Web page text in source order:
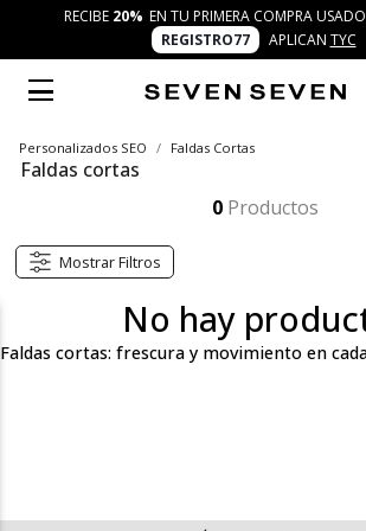
RECIBE 20% EN TU PRIMERA COMPRA
REGISTRO77
APLICAN TYC
Personalizados SEO Faldas Cortas
Faldas cortas
0 Productos
Mostrar Filtros
No hay
Faldas cortas: frescura y movimiento en
filosofía de 7 días 7 looks.